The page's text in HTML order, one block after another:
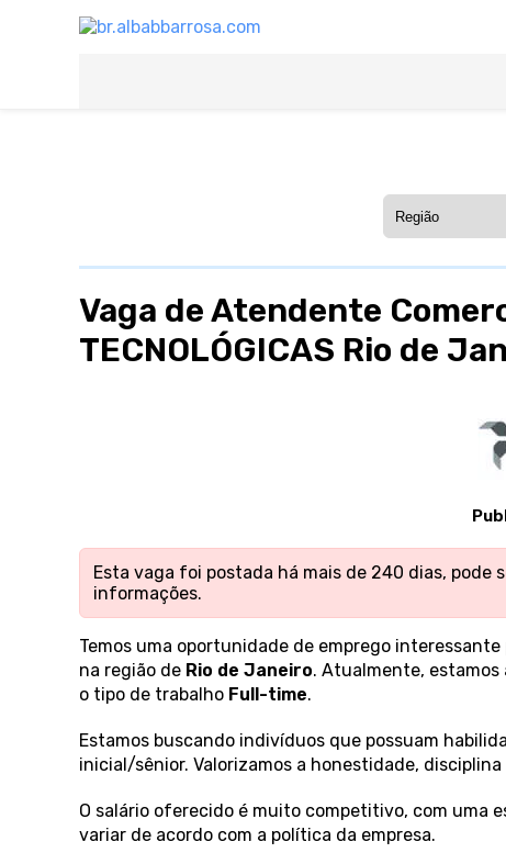
Vaga de Atendente
TECNOLÓGICAS Rio de
Esta vaga foi postada há mais de 240 dias, pode
informações.
Temos uma oportunidade de emprego interessante
na região de Rio de Janeiro. Atualmente, estamos
o tipo de trabalho Full-time.
Estamos buscando indivíduos que possuam
inicial/sênior. Valorizamos a honestidade,
O salário oferecido é muito competitivo, com uma
variar de acordo com a política da empresa.